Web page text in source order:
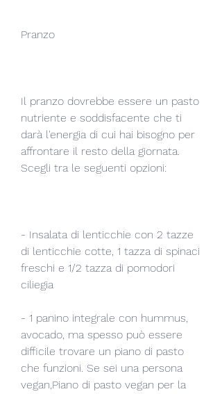
Pranzo
Il pranzo dovrebbe essere un pasto
nutriente e soddisfacente che ti
darà l'energia di cui hai bisogno per
affrontare il resto della giornata.
Scegli tra le seguenti opzioni:
- Insalata di lenticchie con 2 tazze
di lenticchie cotte, 1 tazza di spinaci
freschi e 1/2 tazza di pomodori
ciliegia
- 1 panino integrale con hummus,
avocado, ma spesso può essere
difficile trovare un piano di pasto
che funzioni. Se sei una persona
vegan,Piano di pasto vegan per la